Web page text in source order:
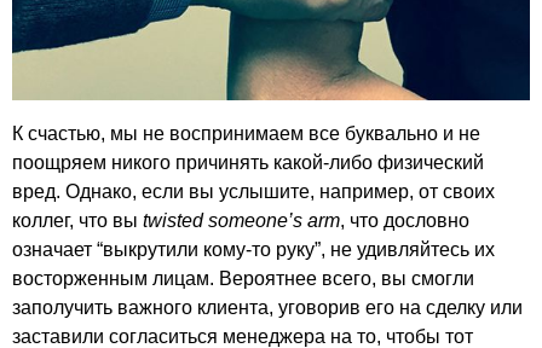
К счастью, мы не воспринимаем все буквально и не
поощряем никого причинять какой-либо физический
вред. Однако, если вы услышите, например, от своих
коллег, что вы twisted someone’s arm, что дословно
означает “выкрутили кому-то руку”, не удивляйтесь их
восторженным лицам. Вероятнее всего, вы смогли
заполучить важного клиента, уговорив его на сделку или
заставили согласиться менеджера на то, чтобы тот